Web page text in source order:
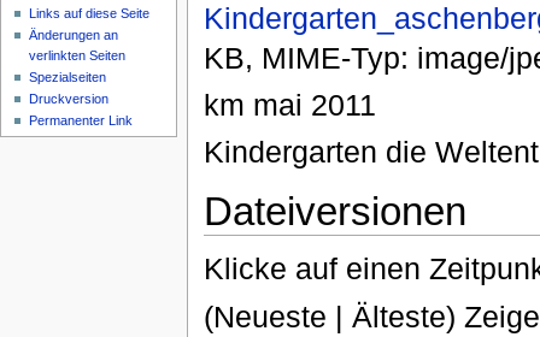
KB, MIME-Typ: image/
km mai 2011
Kindergarten die
Dateiversionen
Klicke auf einen
(Neueste | Älteste)
Links auf diese Seite
Änderungen an
verlinkten Seiten
Spezialseiten
Druckversion
Permanenter Link